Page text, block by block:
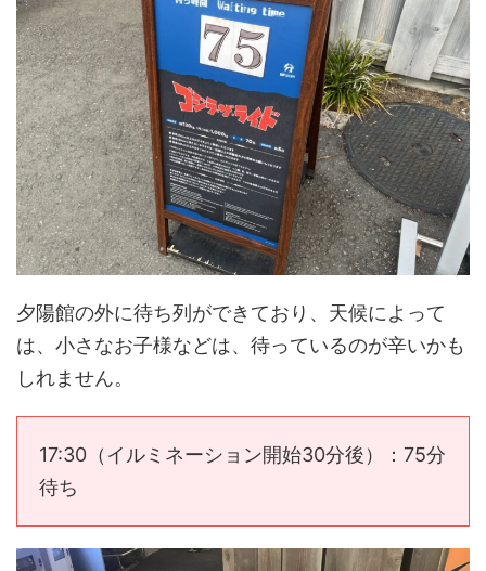
夕陽館の外に待ち列ができており、天候によって
は、小さなお子様などは、待っているのが辛いかも
しれません。
17:30（イルミネーション開始30分後）：75分
待ち